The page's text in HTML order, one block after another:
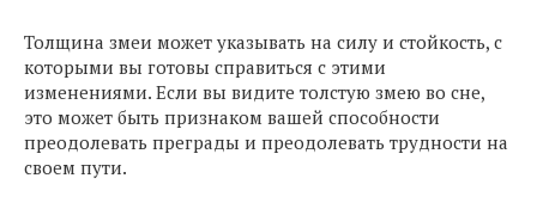
Толщина змеи может указывать на силу и стойкость, с
которыми вы готовы справиться с этими
изменениями. Если вы видите толстую змею во сне,
это может быть признаком вашей способности
преодолевать преграды и преодолевать трудности на
своем пути.